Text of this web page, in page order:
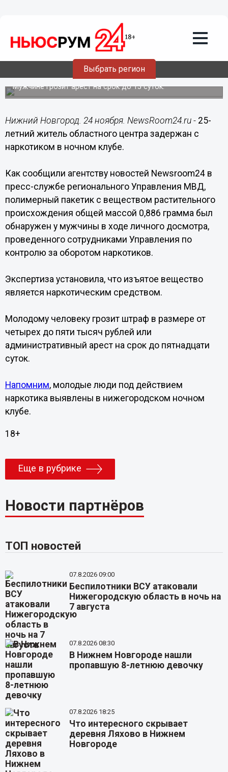
Выбрать регион
24.11.201709:44
25-летний нижегородец задержан с
наркотиком в ночном клубе
Мужчине грозит арест на срок до 15 суток.
Нижний Новгород. 24 ноября. NewsRoom24.ru - 25-
летний житель областного центра задержан с
наркотиком в ночном клубе.
Как сообщили агентству новостей Newsroom24 в
пресс-службе регионального Управления МВД,
полимерный пакетик с веществом растительного
происхождения общей массой 0,886 грамма был
обнаружен у мужчины в ходе личного досмотра,
проведенного сотрудниками Управления по
контролю за оборотом наркотиков.
Экспертиза установила, что изъятое вещество
является наркотическим средством.
Молодому человеку грозит штраф в размере от
четырех до пяти тысяч рублей или
административный арест на срок до пятнадцати
суток.
Напомним, молодые люди под действием
наркотика выявлены в нижегородском ночном
клубе.
18+
Еще в рубрике
Новости партнёров
ТОП новостей
07.8.2026 09:00
Беспилотники ВСУ атаковали
Нижегородскую область в ночь на
7 августа
07.8.2026 08:30
В Нижнем Новгороде нашли
пропавшую 8-летнюю девочку
07.8.2026 18:25
Что интересного скрывает
деревня Ляхово в Нижнем
Новгороде